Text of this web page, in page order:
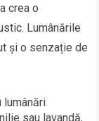
crea o
Lumânările
și o senzație de
lumânări
sau lavandă,